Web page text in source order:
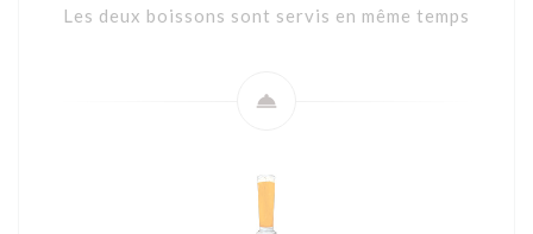
Les deux boissons sont servis en même temps